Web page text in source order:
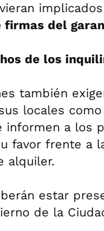
del
de los
también
locales
informen a los
favor frente a
alquiler.
estar
de la